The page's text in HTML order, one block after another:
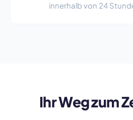
innerhalb von 24
Ihr Weg zum